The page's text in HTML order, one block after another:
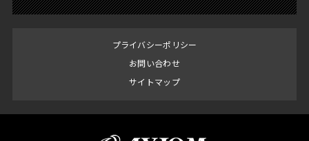
プライバシーポリシー
お問い合わせ
サイトマップ